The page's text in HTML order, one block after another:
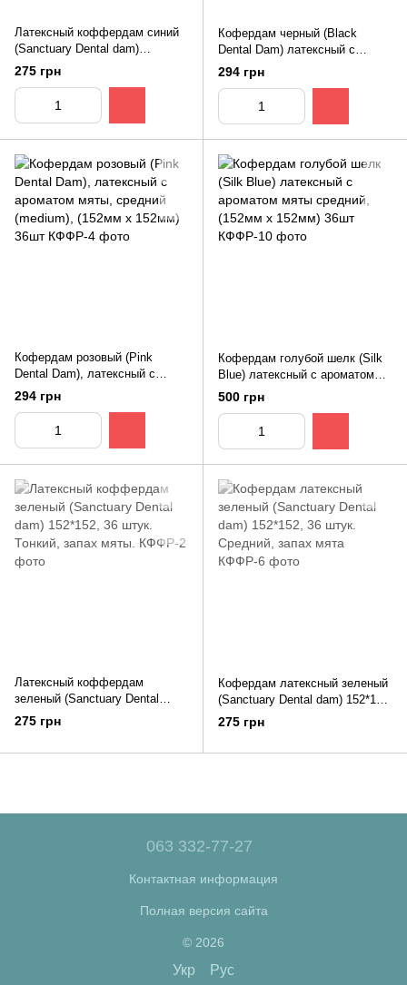
Латексный коффердам синий
(Sanctuary Dental dam)
152*152, 36 штук. Средний,
запах обычный.
275 грн
Кофердам черный (Black
Dental Dam) латексный с
ароматом мяты средний,
(152мм х 152мм) 36шт
294 грн
Кофердам розовый (Pink
Dental Dam), латексный с
ароматом мяты, средний
(medium), (152мм x 152мм)
294 грн
Кофердам голубой шелк (Silk
Blue) латексный с ароматом
мяты средний, (152мм х
152мм) 36шт
500 грн
Латексный коффердам
зеленый (Sanctuary Dental
dam) 152*152, 36 штук. Тонкий,
запах мяты.
275 грн
Кофердам латексный зеленый
(Sanctuary Dental dam) 152*152,
36 штук. Средний, запах мята
275 грн
063 332-77-27
Контактная информация
Полная версия сайта
© 2026
Укр Рус